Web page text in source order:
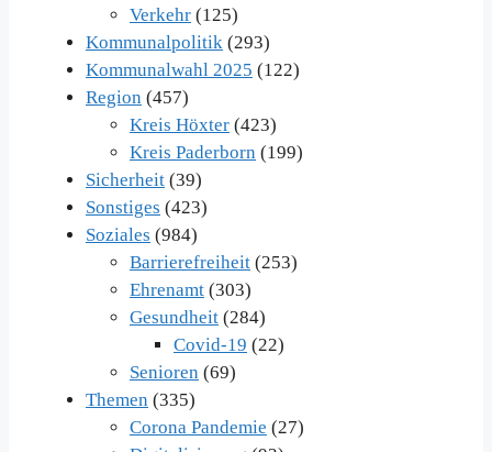
Verkehr (125)
Kommunalpolitik (293)
Kommunalwahl 2025 (122)
Region (457)
Kreis Höxter (423)
Kreis Paderborn (199)
Sicherheit (39)
Sonstiges (423)
Soziales (984)
Barrierefreiheit (253)
Ehrenamt (303)
Gesundheit (284)
Covid-19 (22)
Senioren (69)
Themen (335)
Corona Pandemie (27)